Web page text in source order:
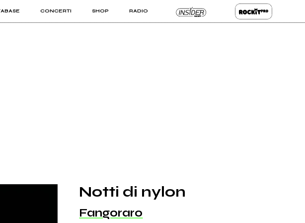
CONCERTI SHOP RADIO
PRO
Notti di nylon
Fangoraro